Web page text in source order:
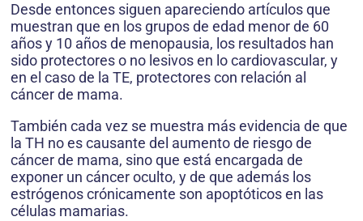
Desde entonces siguen apareciendo artículos que
muestran que en los grupos de edad menor de 60
años y 10 años de menopausia, los resultados han
sido protectores o no lesivos en lo cardiovascular, y
en el caso de la TE, protectores con relación al
cáncer de mama.
También cada vez se muestra más evidencia de que
la TH no es causante del aumento de riesgo de
cáncer de mama, sino que está encargada de
exponer un cáncer oculto, y de que además los
estrógenos crónicamente son apoptóticos en las
células mamarias.